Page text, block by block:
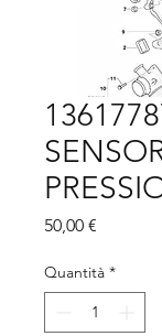
50,00 €
Quantità *